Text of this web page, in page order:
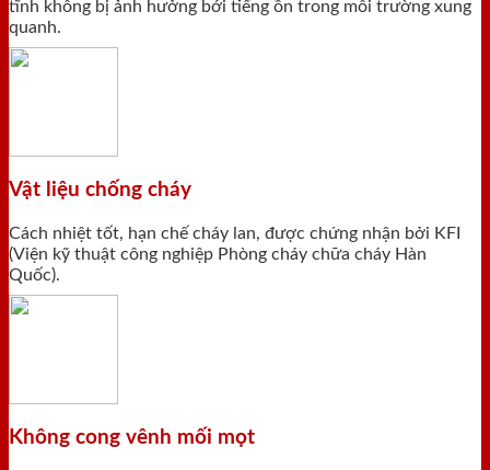
tĩnh không bị ảnh hưởng bới tiếng ồn trong môi trường xung
quanh.
Vật liệu chống cháy
Cách nhiệt tốt, hạn chế cháy lan, được chứng nhận bởi KFI
(Viện kỹ thuật công nghiệp Phòng cháy chữa cháy Hàn
Quốc).
Không cong vênh mối mọt